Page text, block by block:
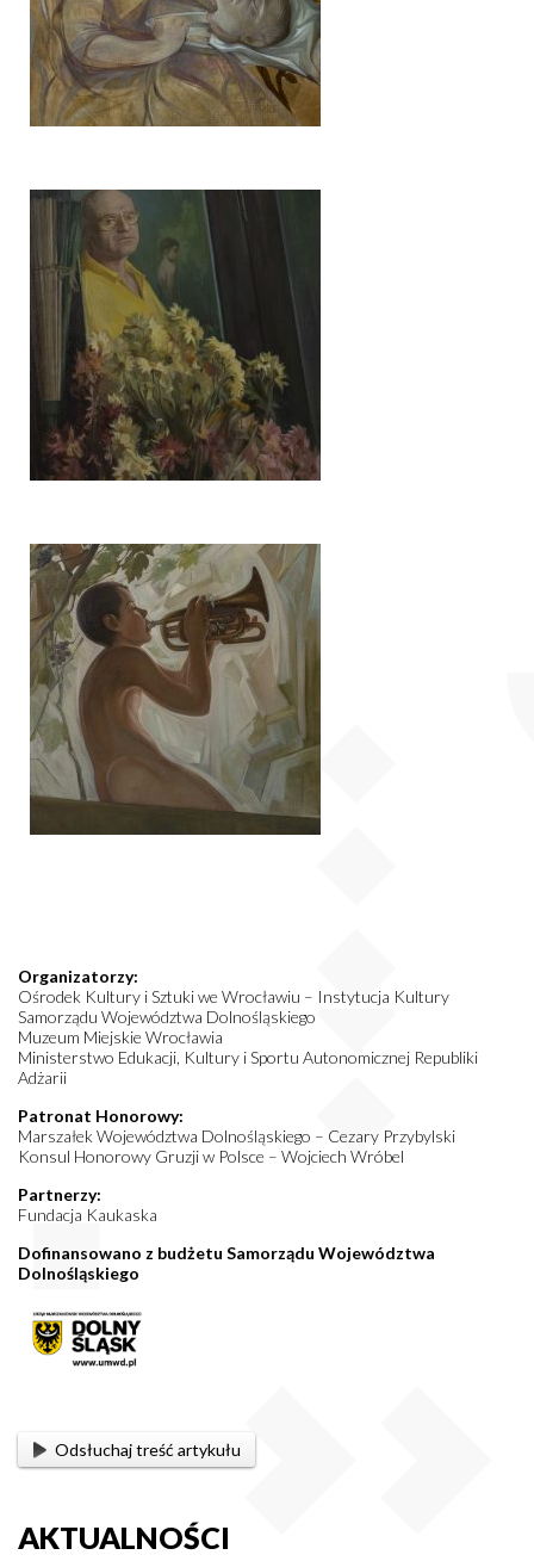
Organizatorzy:
Ośrodek Kultury i Sztuki we Wrocławiu – Instytucja Kultury
Samorządu Województwa Dolnośląskiego
Muzeum Miejskie Wrocławia
Ministerstwo Edukacji, Kultury i Sportu Autonomicznej Republiki
Adżarii
Patronat Honorowy:
Marszałek Województwa Dolnośląskiego – Cezary Przybylski
Konsul Honorowy Gruzji w Polsce – Wojciech Wróbel
Partnerzy:
Fundacja Kaukaska
Dofinansowano z budżetu Samorządu Województwa
Dolnośląskiego
Odsłuchaj treść artykułu
AKTUALNOŚCI